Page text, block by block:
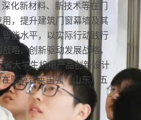
化新材料、新技术等在门
，提升建筑门窗幕墙及其
能水平，以实际行动践行
略、创新驱动发展战略，
省大学生机电产品创新设计
亚萨合莱国强（山东）五